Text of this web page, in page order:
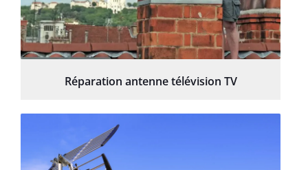
Réparation antenne télévision TV